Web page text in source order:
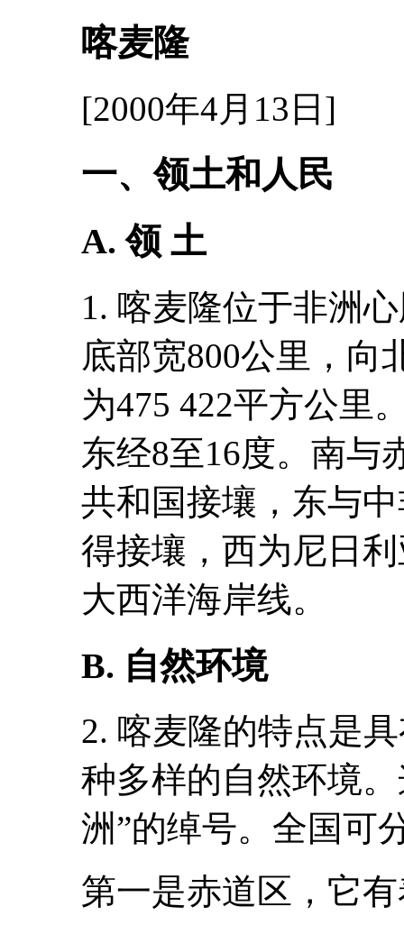
喀麦隆
[2000年4月13日]
一、领土和人民
A. 领 土
1. 喀麦隆位于非洲
底部宽800公里，向
为475 422平方公里
东经8至16度。南与
共和国接壤，东与
得接壤，西为尼日
大西洋海岸线。
B. 自然环境
2. 喀麦隆的特点是
种多样的自然环境
洲”的绰号。全国可
第一是赤道区，它